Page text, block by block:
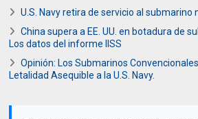
U.S. Navy retira de servicio al submarino
China supera a EE. UU. en botadura de
Los datos del informe IISS
Opinión: Los Submarinos
Letalidad Asequible a la U.S. Navy.